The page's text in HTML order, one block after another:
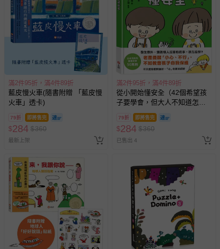
滿2件95折，滿4件89折
藍皮慢火車(隨書附贈 「藍皮慢
火車」透卡)
79折 即將售完
$284 $360
最新上架
滿2件95折，滿4件89折
從小開始懂安全（42個希望孩
子要學會，但大人不知道怎麼
教的安全守則）
79折 即將售完
$284 $360
已售出 4